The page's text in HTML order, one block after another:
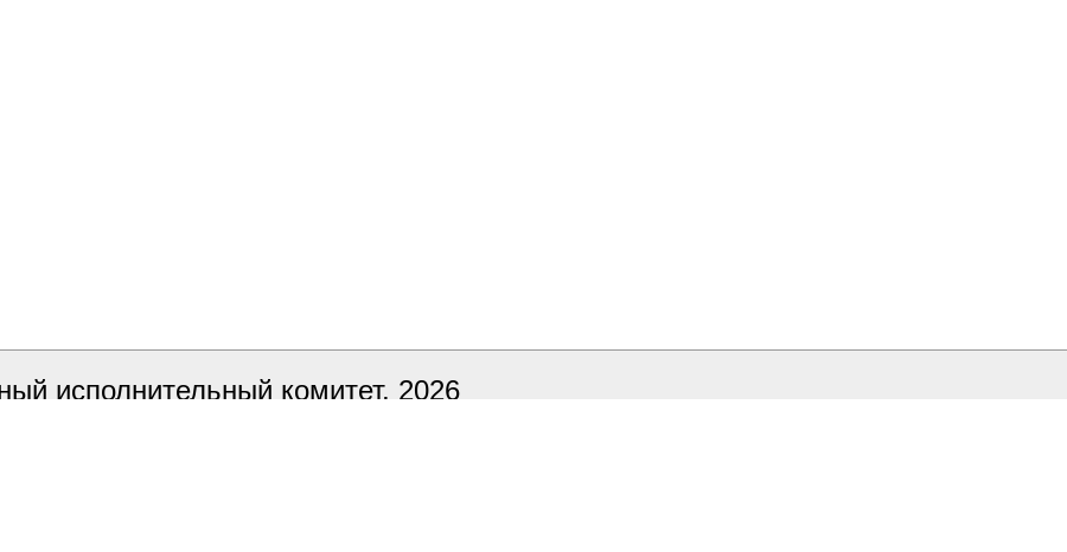
исполнительный комитет, 2026